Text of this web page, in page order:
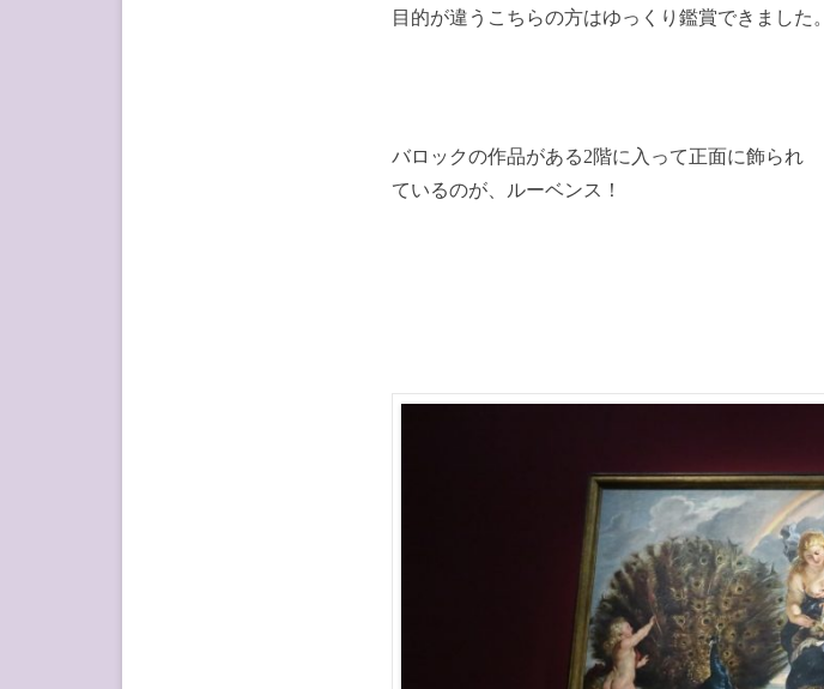
目的が違うこちらの方はゆっくり鑑賞できました。
バロックの作品がある2階に入って正面に飾られ
ているのが、ルーベンス！